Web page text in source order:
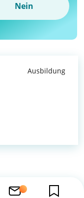
Nein
Ausbildung